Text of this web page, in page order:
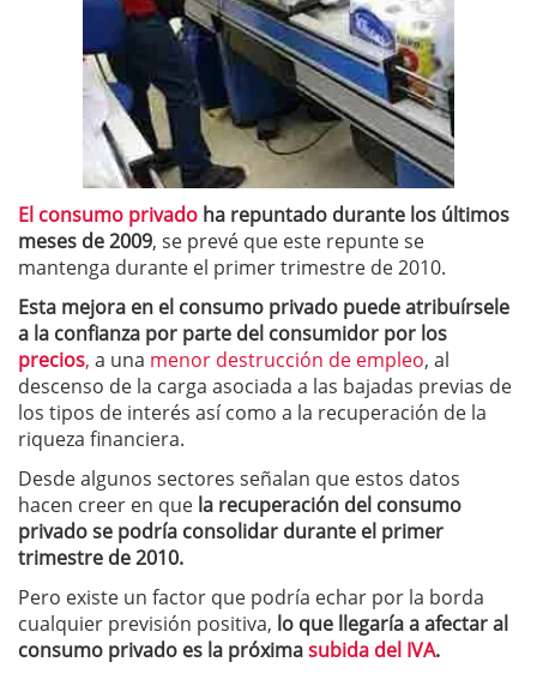
El consumo privado ha repuntado durante los últimos
meses de 2009, se prevé que este repunte se
mantenga durante el primer trimestre de 2010.
Esta mejora en el consumo privado puede atribuírsele
a la confianza por parte del consumidor por los
precios, a una menor destrucción de empleo, al
descenso de la carga asociada a las bajadas previas de
los tipos de interés así como a la recuperación de la
riqueza financiera.
Desde algunos sectores señalan que estos datos
hacen creer en que la recuperación del consumo
privado se podría consolidar durante el primer
trimestre de 2010.
Pero existe un factor que podría echar por la borda
cualquier previsión positiva, lo que llegaría a afectar al
consumo privado es la próximasubida del IVA.